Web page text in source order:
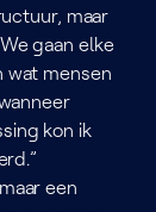
maar
gaan elke
wat mensen
kon ik
een